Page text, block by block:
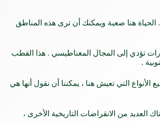
هنا صعبة ويمكنك أن ترى هذه المناطق
تؤدي إلى المجال المغناطيسي . هذا القطب
التي تعيش هنا ، يمكننا أن نقول أنها هي
من الانقراضات التاريخية الأخرى ،